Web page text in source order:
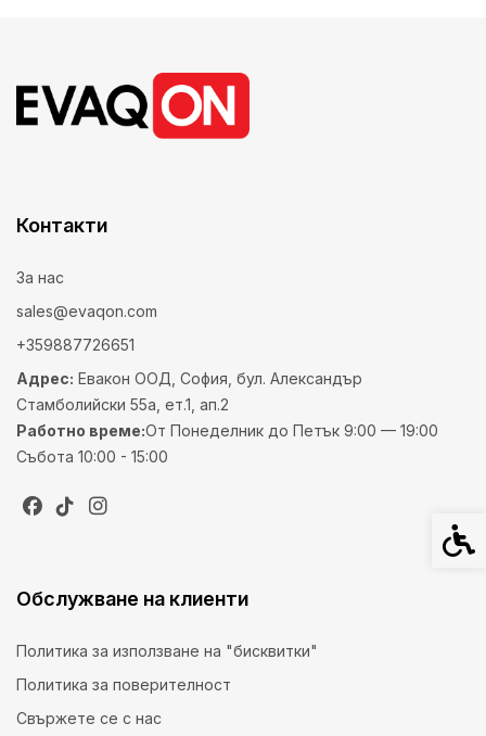
Контакти
За нас
sales@evaqon.com
+359887726651
Адрес: Евакон ООД, София, бул. Александър
Стамболийски 55а, ет.1, ап.2
Работно време:От Понеделник до Петък 9:00 — 19:00
Събота 10:00 - 15:00
Обслужване на клиенти
Политика за използване на "бисквитки"
Политика за поверителност
Свържете се с нас